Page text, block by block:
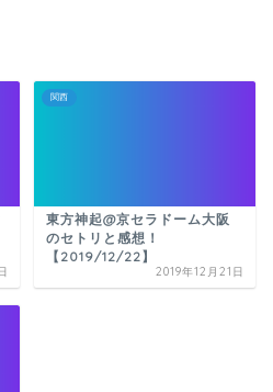
関西
東方神起@京セラドーム大阪
のセトリと感想！
【2019/12/22】
2019年12月21日